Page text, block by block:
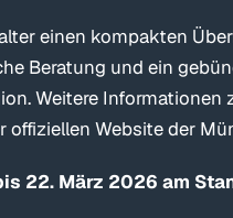
einen kompakten
Beratung und ein
Weitere Informationen
offiziellen Website der
22. März 2026 am